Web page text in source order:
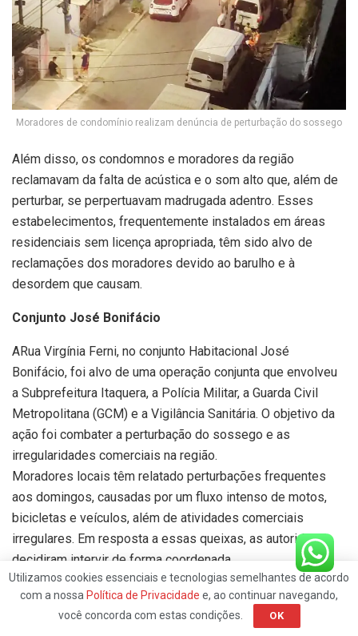
Moradores de condomínio realizam denúncia de perturbação do sossego
Além disso, os condomnos e moradores da região
reclamavam da falta de acústica e o som alto que, além de
perturbar, se perpertuavam madrugada adentro. Esses
estabelecimentos, frequentemente instalados em áreas
residenciais sem licença apropriada, têm sido alvo de
reclamações dos moradores devido ao barulho e à
desordem que causam.
Conjunto José Bonifácio
ARua Virgínia Ferni, no conjunto Habitacional José
Bonifácio, foi alvo de uma operação conjunta que envolveu
a Subprefeitura Itaquera, a Polícia Militar, a Guarda Civil
Metropolitana (GCM) e a Vigilância Sanitária. O objetivo da
ação foi combater a perturbação do sossego e as
irregularidades comerciais na região.
Moradores locais têm relatado perturbações frequentes
aos domingos, causadas por um fluxo intenso de motos,
bicicletas e veículos, além de atividades comerciais
irregulares. Em resposta a essas queixas, as autoridades
decidiram intervir de forma coordenada.
Durante a operação, foram realizadas apreensões de
motos e diversos estabelecimentos comerciais sem
documentação adequada foram lacrados. “Estamos
Utilizamos cookies essenciais e tecnologias semelhantes de acordo
com a nossa Política de Privacidade e, ao continuar navegando,
você concorda com estas condições.
OK